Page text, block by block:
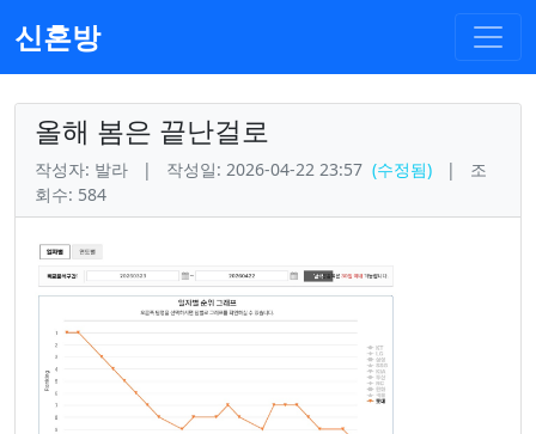
신혼방
올해 봄은 끝난걸로
작성자: 발라 | 작성일: 2026-04-22 23:57 (수정됨) |
조
회수: 584